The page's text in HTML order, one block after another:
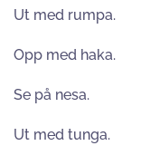
Ut med rumpa.
Opp med haka.
Se på nesa.
Ut med tunga.